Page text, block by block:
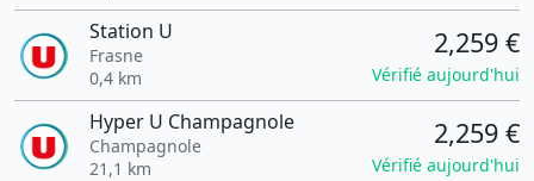
Station U
Frasne
0,4 km
2,259 €
Vérifié aujourd'hui
Hyper U Champagnole
Champagnole
21,1 km
2,259 €
Vérifié aujourd'hui